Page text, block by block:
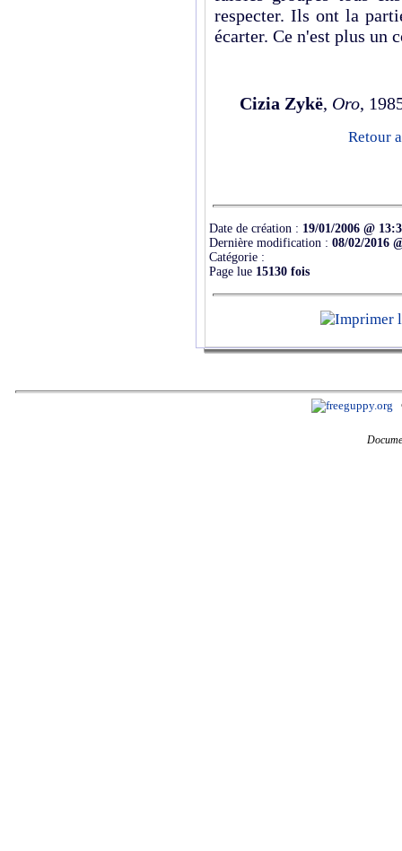
respecter. Ils ont la
écarter. Ce n'est plus un
Cizia Zykë, Oro,
Retour
Date de création : 19/01/2006 @
Dernière modification : 08/02/2016
Catégorie :
Page lue 15130 fois